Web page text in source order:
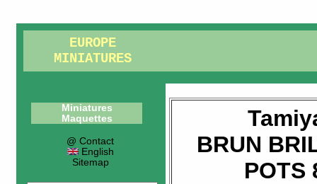
EUROPE
MINIATURES
Miniatures
Maquettes
@ Contact
English
Sitemap
BRUN
POTS